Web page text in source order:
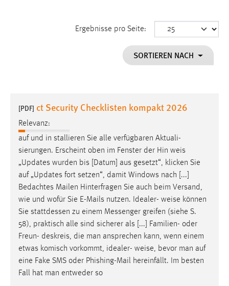
Ergebnisse pro Seite:
SORTIEREN NACH
[PDF] ct Security Checklisten kompakt 2026
Relevanz:
auf und in­ stallieren Sie alle verfügbaren Aktuali­
sierungen. Erscheint oben im Fenster der Hin­ weis
„Updates wurden bis [Datum] aus­ gesetzt“, klicken Sie
auf „Updates fort­ setzen“, damit Windows nach [...]
Bedachtes Mailen Hinterfragen Sie auch beim Versand,
wie und wofür Sie E-Mails nutzen. Idealer- weise können
Sie stattdessen zu einem Messenger greifen (siehe S.
58), praktisch alle sind sicherer als [...] Familien- oder
Freun- deskreis, die man ansprechen kann, wenn einem
etwas komisch vorkommt, idealer- weise, bevor man auf
eine Fake SMS oder Phishing-Mail hereinfällt. Im besten
Fall hat man entweder so
cookie_consent
Dieser Cookie speichert die ausgewählten Einverständnis-
Performance
Name:
Zweck:
Für performante Seitenauslieferung wird in diesem Cookie
gespeichert, ob man eingeloggt ist.
Sprachpräferenz
Name:
site-language-preference
Zweck: